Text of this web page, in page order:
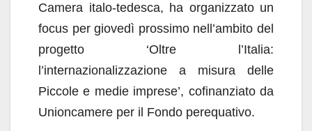
Camera italo-tedesca, ha organizzato un
focus per giovedì prossimo nell’ambito del
progetto ‘Oltre l’Italia:
l’internazionalizzazione a misura delle
Piccole e medie imprese’, cofinanziato da
Unioncamere per il Fondo perequativo.